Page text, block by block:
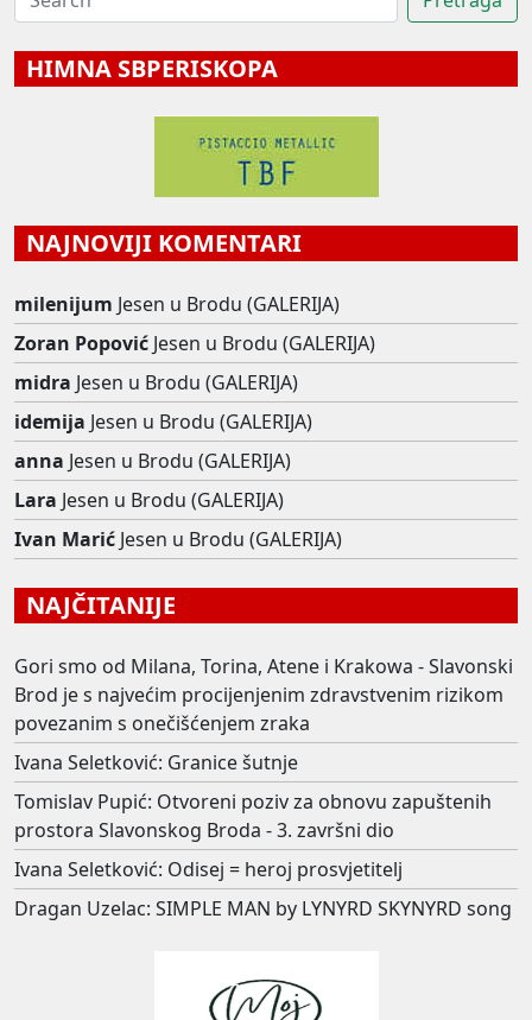
HIMNA SBPERISKOPA
NAJNOVIJI KOMENTARI
milenijum Jesen u Brodu (GALERIJA)
Zoran Popović Jesen u Brodu (GALERIJA)
midra Jesen u Brodu (GALERIJA)
idemija Jesen u Brodu (GALERIJA)
anna Jesen u Brodu (GALERIJA)
Lara Jesen u Brodu (GALERIJA)
Ivan Marić Jesen u Brodu (GALERIJA)
NAJČITANIJE
Gori smo od Milana, Torina, Atene i Krakowa - Slavonski
Brod je s najvećim procijenjenim zdravstvenim rizikom
povezanim s onečišćenjem zraka
Ivana Seletković: Granice šutnje
Tomislav Pupić: Otvoreni poziv za obnovu zapuštenih
prostora Slavonskog Broda - 3. završni dio
Ivana Seletković: Odisej = heroj prosvjetitelj
Dragan Uzelac: SIMPLE MAN by LYNYRD SKYNYRD song